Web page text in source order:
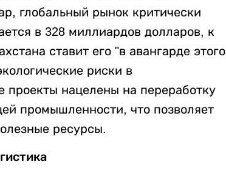
глобальный рынок критически
в 328 миллиардов долларов, к
ставит его "в авангарде этого
риски в
проекты нацелены на переработку
промышленности, что позволяет
ресурсы.